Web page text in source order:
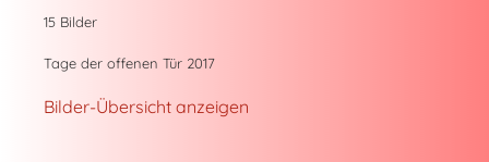
15 Bilder
Tage der offenen Tür 2017
Bilder-Übersicht anzeigen